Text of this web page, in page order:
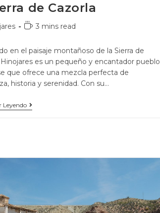
de Cazorla
3 mins read
en el paisaje montañoso de la Sierra de
Hinojares es un pequeño y encantador pueblo
que ofrece una mezcla perfecta de
historia y serenidad. Con su…
Leyendo